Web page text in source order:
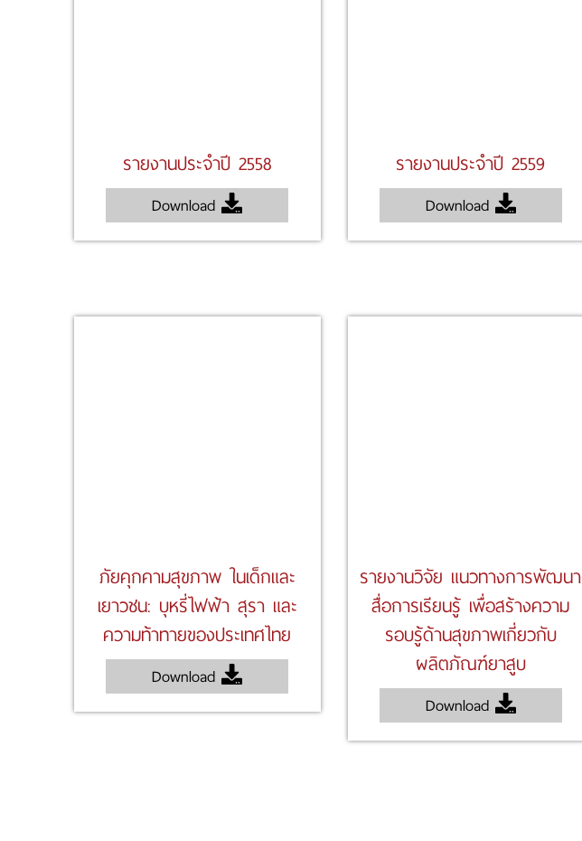
รายงานประจำปี 2558
Download
รายงานประจำปี 2559
Download
ภัยคุกคามสุขภาพ ในเด็กและ
เยาวชน: บุหรี่ไฟฟ้า สุรา และ
ความท้าทายของประเทศไทย
Download
รายงานวิจัย แนวทางการพัฒนา
สื่อการเรียนรู้ เพื่อสร้างความ
รอบรู้ด้านสุขภาพเกี่ยวกับ
ผลิตภัณฑ์ยาสูบ
Download